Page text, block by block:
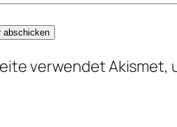
verwendet Akismet,